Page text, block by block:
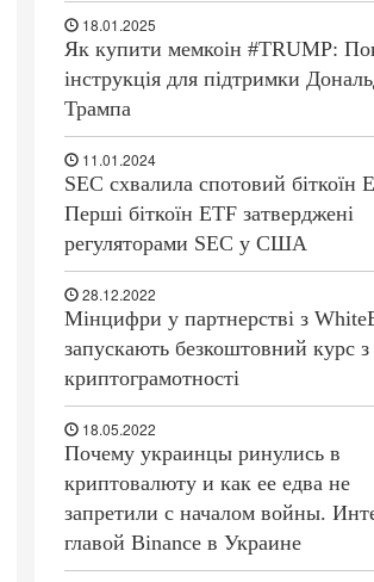
18.01.2025
Як купити мемкоін #TRUMP:
інструкція для підтримки
Трампа
11.01.2024
SEC схвалила спотовий біткоїн
Перші біткоїн ETF затверджені
регуляторами SEC у США
28.12.2022
Мінцифри у партнерстві з
запускають безкоштовний курс з
криптограмотності
18.05.2022
Почему украинцы ринулись в
криптовалюту и как ее едва не
запретили с началом войны.
главой Binance в Украине